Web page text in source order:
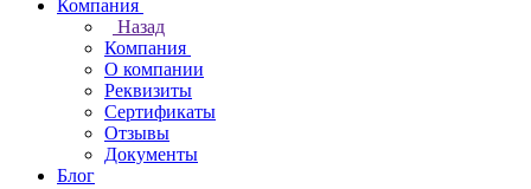
Компания
Назад
Компания
О компании
Реквизиты
Сертификаты
Отзывы
Документы
Блог